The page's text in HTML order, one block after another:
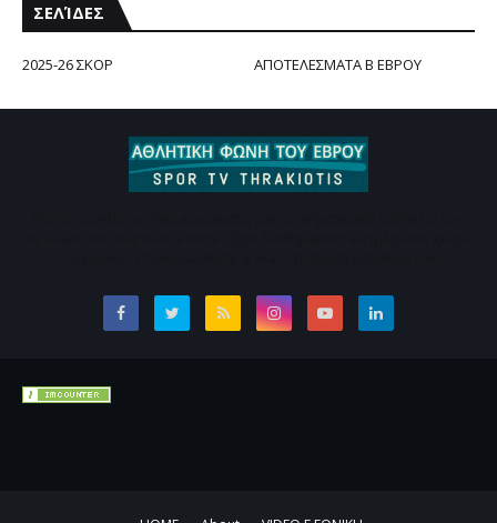
ΣΕΛΊΔΕΣ
2025-26 ΣΚΟΡ ΑΠΟΤΕΛΕΣΜΑΤΑ Β ΕΒΡΟΥ